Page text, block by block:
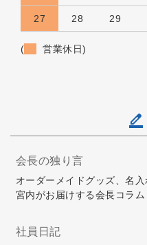
27 28 29
( 営業休日)
会長の独り言
オーダーメイドグッズ、名
宮内がお届けする会長コラム
社員日記